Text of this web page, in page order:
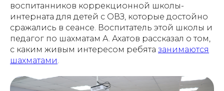
воспитанников коррекционной школы-
интерната для детей с ОВЗ, которые достойно
сражались в сеансе. Воспитатель этой школы и
педагог по шахматам А. Ахатов рассказал о том,
с каким живым интересом ребята занимаются
шахматами